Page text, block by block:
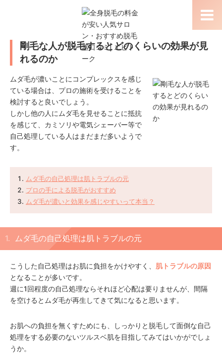
剛毛な人が脱毛するとどのくらいの効果が見
れるのか
ムダ毛が濃いことにコンプレックスを感じ
ている場合は、プロの施術を受けることを
検討すると良いでしょう。
しかし他の人にムダ毛を見せることに抵抗
を感じて、カミソリや電気シェーバー等で
自己処理している人はまだまだ多いようで
す。
ムダ毛の自己処理は肌トラブルの元
プロの手による脱毛がおすすめ
ムダ毛が濃いと効果を感じやすいって本当？
ムダ毛の自己処理は肌トラブルの元
こうした自己処理はお肌に負担をかけやすく、 肌トラブルの原因
となることが多いです。
週に1回程度の自己処理ならそれほど心配は要りませんが、間隔
を空けるとムダ毛が再生してきて気になると思います。
お肌への負担を無くすためにも、しっかりと脱毛して面倒な自己
処理をする必要のないツルスベ肌を目指してみてはいかがでしょ
うか。